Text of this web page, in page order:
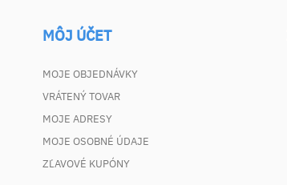
MÔJ ÚČET
MOJE OBJEDNÁVKY
VRÁTENÝ TOVAR
MOJE ADRESY
MOJE OSOBNÉ ÚDAJE
ZĽAVOVÉ KUPÓNY